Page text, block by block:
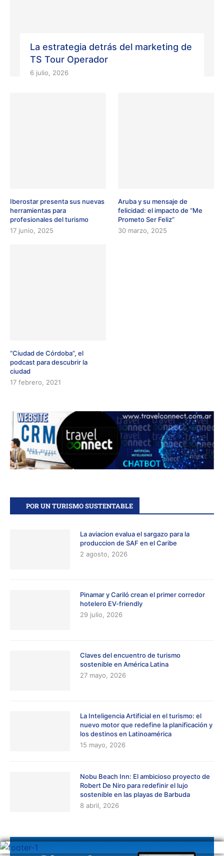
La estrategia detrás del marketing de
TS Tour Operador
6 julio, 2026
Iberostar presenta sus nuevas
herramientas para
profesionales del turismo
17 junio, 2025
Aruba y su mensaje de
felicidad: el impacto de “Me
Prometo Ser Feliz”
30 marzo, 2025
“Ciudad de Córdoba”, el
podcast para descubrir la
ciudad
17 febrero, 2021
POR UN TURISMO SUSTENTABLE
La aviacion evalua el sargazo para la
produccion de SAF en el Caribe
2 agosto, 2026
Pinamar y Cariló crean el primer corredor
hotelero EV-friendly
29 julio, 2026
Claves del encuentro de turismo
sostenible en América Latina
27 mayo, 2026
La Inteligencia Artificial en el turismo: el
nuevo motor que redefine la planificación y
los destinos en Latinoamérica
15 mayo, 2026
Nobu Beach Inn: El ambicioso proyecto de
Robert De Niro para redefinir el lujo
sostenible en las playas de Barbuda
8 abril, 2026